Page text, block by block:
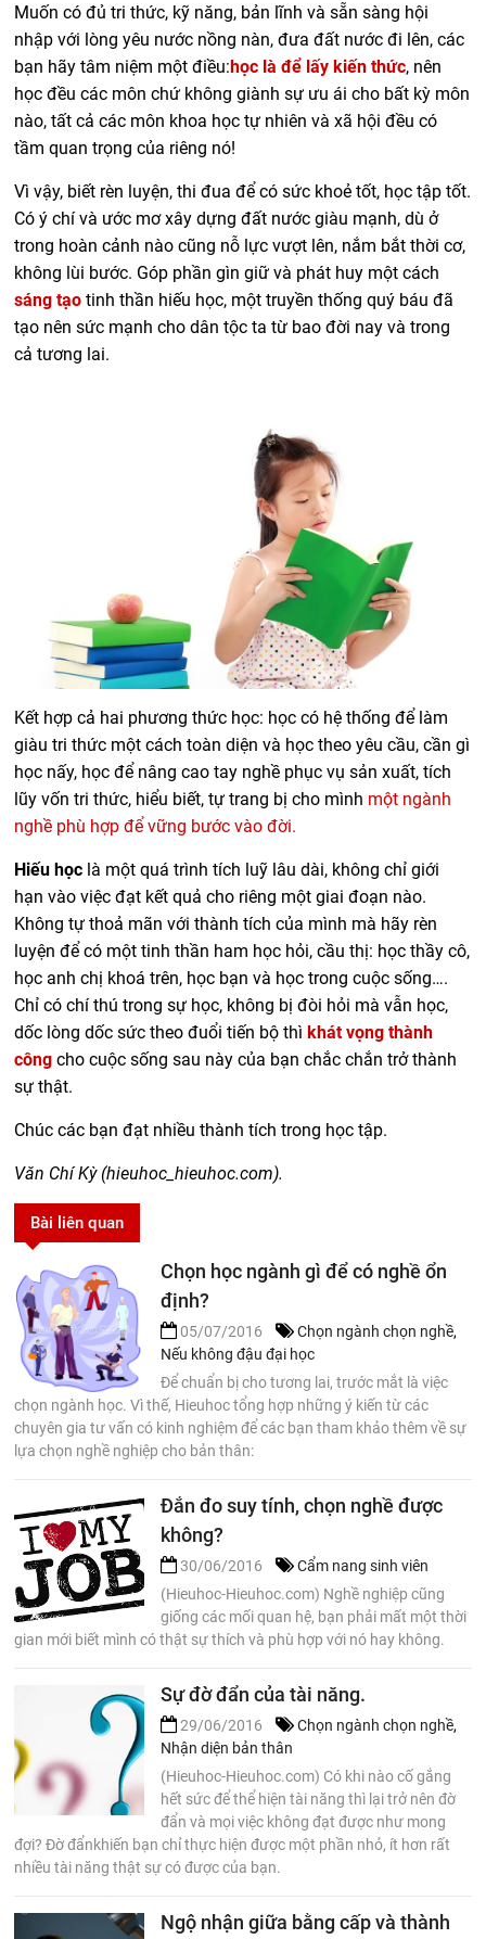
Muốn có đủ tri thức, kỹ năng, bản lĩnh và sẵn sàng hội
nhập với lòng yêu nước nồng nàn, đưa đất nước đi lên, các
bạn hãy tâm niệm một điều:học là để lấy kiến thức, nên
học đều các môn chứ không giành sự ưu ái cho bất kỳ môn
nào,tất cả các môn khoa học tự nhiên và xã hội đều có
tầm quan trọng của riêng nó!
Vì vậy, biết rèn luyện, thi đua để có sức khoẻ tốt, học tập tốt.
Có ý chí và ước mơ xây dựng đất nước giàu mạnh, dù ở
trong hoàn cảnh nào cũng nỗ lực vượt lên, nắm bắt thời cơ,
không lùi bước. Góp phần gìn giữ và phát huy một cách
sáng tạo tinh thần hiếu học, một truyền thống quý báu đã
tạo nên sức mạnh cho dân tộc ta từ bao đời nay và trong
cả tương lai.
Kết hợp cả hai phương thức học: học có hệ thống để làm
giàu tri thức một cách toàn diện và học theo yêu cầu, cần gì
học nấy, học để nâng cao tay nghề phục vụ sản xuất, tích
lũy vốn tri thức, hiểu biết, tự trang bị cho mình một ngành
nghề phù hợp để vững bước vào đời.
Hiếu học là một quá trình tích luỹ lâu dài, không chỉ giới
hạn vào việc đạt kết quả cho riêng một giai đoạn nào.
Không tự thoả mãn với thành tích của mình mà hãy rèn
luyện để có một tinh thần ham học hỏi, cầu thị: học thầy cô,
học anh chị khoá trên, học bạn và học trong cuộc sống….
Chỉ có chí thú trong sự học, không bị đòi hỏi mà vẫn học,
dốc lòng dốc sức theo đuổi tiến bộ thìkhát vọng thành
công cho cuộc sống sau này của bạn chắc chắn trở thành
sự thật.
Chúc các bạn đạt nhiều thành tích trong học tập.
Văn Chí Kỳ (hieuhoc_hieuhoc.com).
Bài liên quan
Chọn học ngành gì để có nghề ổn
định?
05/07/2016 Chọn ngành chọn nghề,
Nếu không đậu đại học
Để chuẩn bị cho tương lai, trước mắt là việc
chọn ngành học. Vì thế, Hieuhoc tổng hợp những ý kiến từ các
chuyên gia tư vấn có kinh nghiệm để các bạn tham khảo thêm về sự
lựa chọn nghề nghiệp cho bản thân:
Đắn đo suy tính, chọn nghề được
không?
30/06/2016
Cẩm nang sinh viên
(Hieuhoc-Hieuhoc.com) Nghề nghiệp cũng
giống các mối quan hệ, bạn phải mất một thời
gian mới biết mình có thật sự thích và phù hợp với nó hay không.
Sự đờ đẩn của tài năng.
29/06/2016 Chọn ngành chọn nghề,
Nhận diện bản thân
(Hieuhoc-Hieuhoc.com) Có khi nào cố gắng
hết sức để thể hiện tài năng thì lại trở nên đờ
đẩn và mọi việc không đạt được như mong
đợi? Đờ đẩnkhiến bạn chỉ thực hiện được một phần nhỏ, ít hơn rất
nhiều tài năng thật sự có được của bạn.
Ngộ nhận giữa bằng cấp và thành